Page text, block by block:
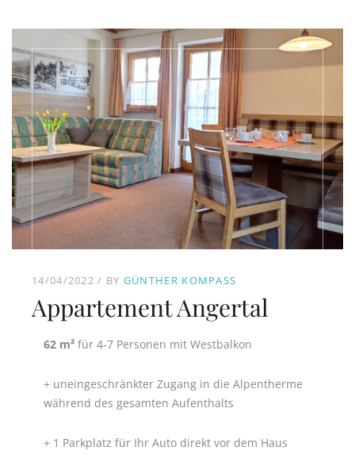
14/04/2022 BY GÜNTHER KOMPASS
Appartement Angertal
62 m² für 4-7 Personen mit Westbalkon
+ uneingeschränkter Zugang in die Alpentherme
während des gesamten Aufenthalts
+ 1 Parkplatz für Ihr Auto direkt vor dem Haus